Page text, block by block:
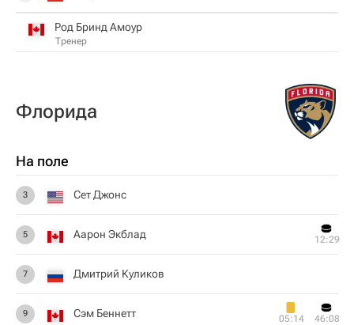
Род Бринд Амоур
Тренер
Флорида
На поле
3 Сет Джонс
5 Аарон Экблад 12:29
7 Дмитрий Куликов
9 Сэм Беннетт 05:14 46:08